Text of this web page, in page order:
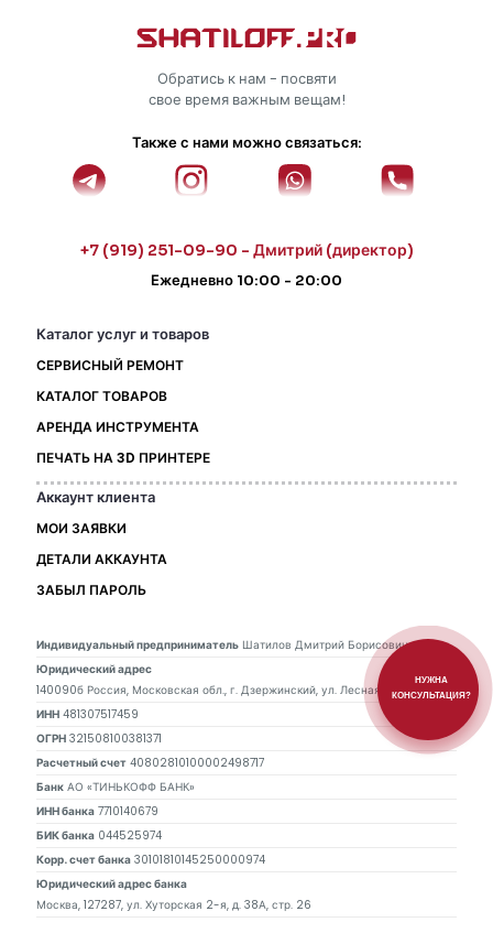
Обратись к нам - посвяти
свое время важным вещам!
Также с нами можно связаться:
+7 (919) 251-09-90 - Дмитрий (директор)
Ежедневно 10:00 - 20:00
Каталог услуг и товаров
СЕРВИСНЫЙ РЕМОНТ
КАТАЛОГ ТОВАРОВ
АРЕНДА ИНСТРУМЕНТА
ПЕЧАТЬ НА 3D ПРИНТЕРЕ
Аккаунт клиента
МОИ ЗАЯВКИ
ДЕТАЛИ АККАУНТА
ЗАБЫЛ ПАРОЛЬ
Индивидуальный предприниматель Шатилов Дмитрий Борисович
Юридический адрес
140090б Россия, Московская обл., г. Дзержинский, ул. Лесная, д. 16, кв. 55
ИНН 481307517459
ОГРН 321508100381371
Расчетный счет 40802810100002498717
Банк АО «ТИНЬКОФФ БАНК»
ИНН банка 7710140679
БИК банка 044525974
Корр. счет банка 30101810145250000974
Юридический адрес банка
Москва, 127287, ул. Хуторская 2-я, д. 38А, стр. 26
НУЖНА
КОНСУЛЬТАЦИЯ?